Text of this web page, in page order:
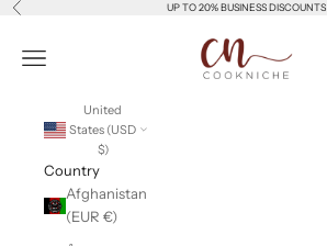
Skip to content
Previous UP TO 20% BUSINESS DISCOUNTS
Cookniche
Open navigation menu
United
States (USD
$)
Country
Afghanistan
(EUR €)